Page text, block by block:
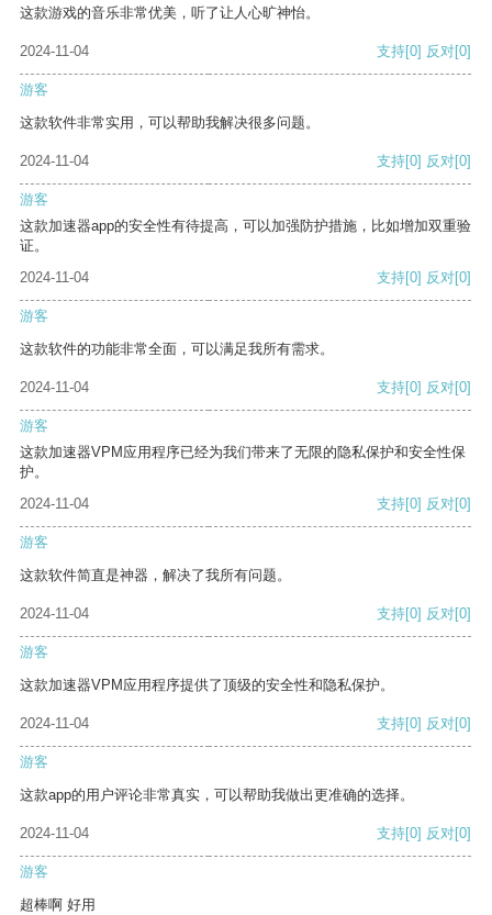
这款游戏的音乐非常优美，听了让人心旷神怡。
2024-11-04 支持[0] 反对[0]
游客
这款软件非常实用，可以帮助我解决很多问题。
2024-11-04 支持[0] 反对[0]
游客
这款加速器app的安全性有待提高，可以加强防护措施，比如增加双重验
证。
2024-11-04
支持[0] 反对[0]
游客
这款软件的功能非常全面，可以满足我所有需求。
2024-11-04 支持[0] 反对[0]
游客
这款加速器VPM应用程序已经为我们带来了无限的隐私保护和安全性保
护。
2024-11-04
支持[0] 反对[0]
游客
这款软件简直是神器，解决了我所有问题。
2024-11-04 支持[0] 反对[0]
游客
这款加速器VPM应用程序提供了顶级的安全性和隐私保护。
2024-11-04 支持[0] 反对[0]
游客
这款app的用户评论非常真实，可以帮助我做出更准确的选择。
2024-11-04 支持[0] 反对[0]
游客
超棒啊 好用